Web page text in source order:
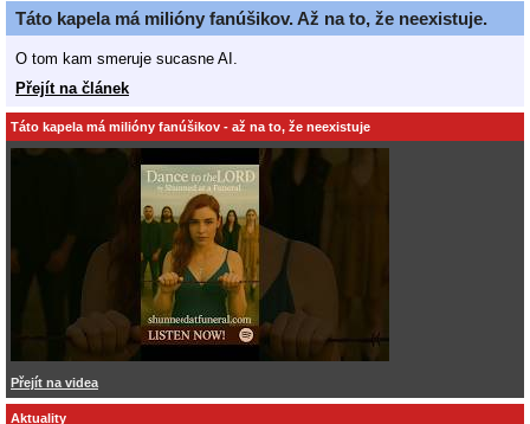
Táto kapela má milióny fanúšikov. Až na to, že neexistuje.
O tom kam smeruje sucasne AI.
Přejít na článek
Táto kapela má milióny fanúšikov - až na to, že neexistuje
Přejít na videa
Aktuality